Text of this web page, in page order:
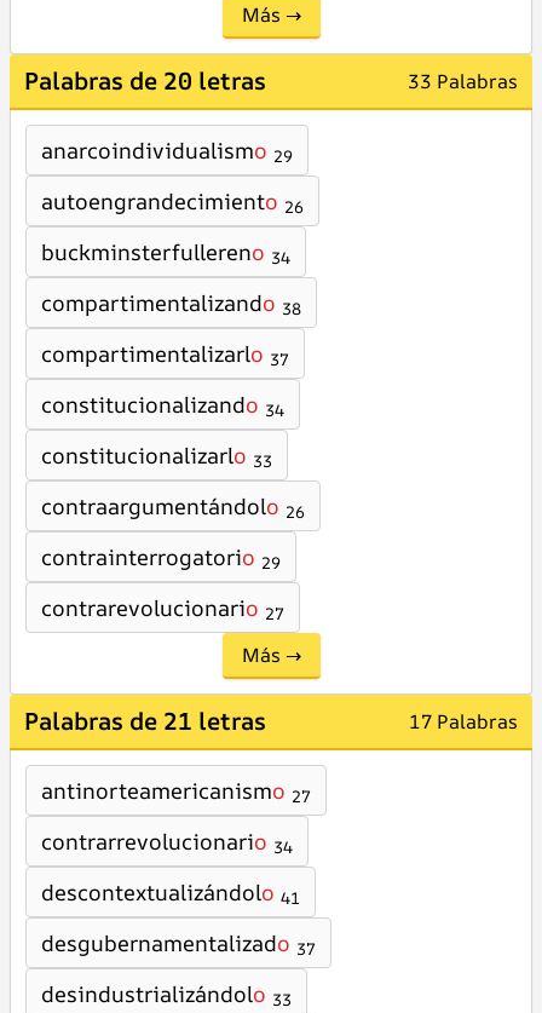
Más →
Palabras de 20 letras 33 Palabras
anarcoindividualismo 29
autoengrandecimiento 26
buckminsterfullereno 34
compartimentalizando 38
compartimentalizarlo 37
constitucionalizando 34
constitucionalizarlo 33
contraargumentándolo 26
contrainterrogatorio 29
contrarevolucionario 27
Más →
Palabras de 21 letras 17 Palabras
antinorteamericanismo 27
contrarrevolucionario 34
descontextualizándolo 41
desgubernamentalizado 37
desindustrializándolo 33